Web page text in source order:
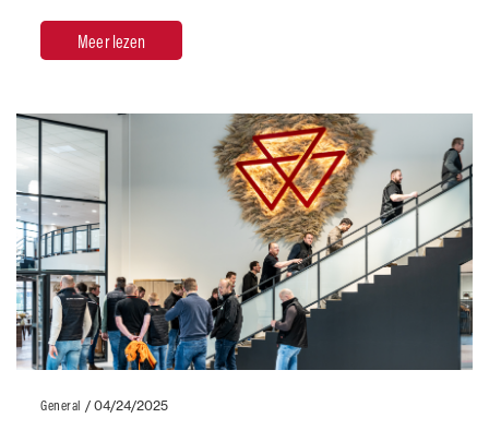
Meer lezen
General / 04/24/2025